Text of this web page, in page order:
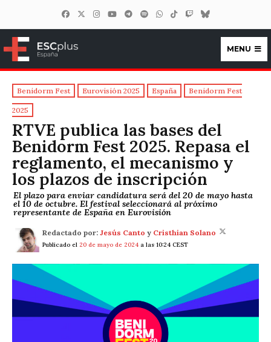
ESCplus España
MENU
Benidorm Fest Eurovisión 2025 España Benidorm Fest
2025
RTVE publica las bases del
Benidorm Fest 2025. Repasa el
reglamento, el mecanismo y
los plazos de inscripción
El plazo para enviar candidatura será del 20 de mayo hasta
el 10 de octubre. El festival seleccionará al próximo
representante de España en Eurovisión
Redactado por: Jesús Canto y Cristhian Solano
Publicado el 20 de mayo de 2024 a las 10:24 CEST